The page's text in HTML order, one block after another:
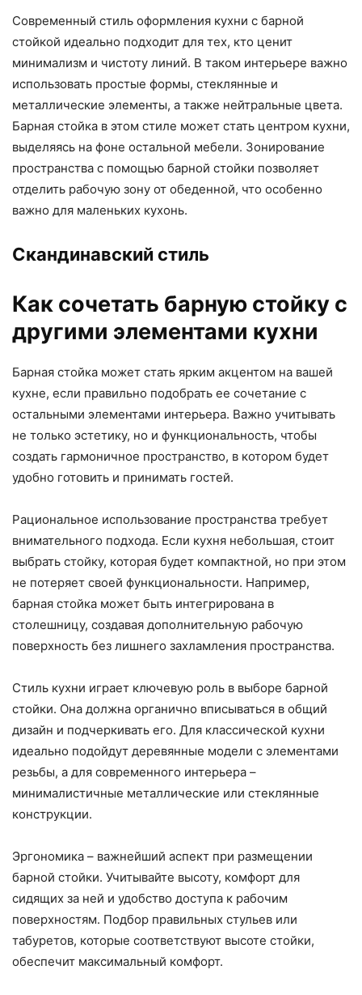
Современный стиль оформления кухни с барной
стойкой идеально подходит для тех, кто ценит
минимализм и чистоту линий. В таком интерьере важно
использовать простые формы, стеклянные и
металлические элементы, а также нейтральные цвета.
Барная стойка в этом стиле может стать центром кухни,
выделяясь на фоне остальной мебели. Зонирование
пространства с помощью барной стойки позволяет
отделить рабочую зону от обеденной, что особенно
важно для маленьких кухонь.
Скандинавский стиль
Как сочетать барную стойку с
другими элементами кухни
Барная стойка может стать ярким акцентом на вашей
кухне, если правильно подобрать ее сочетание с
остальными элементами интерьера. Важно учитывать
не только эстетику, но и функциональность, чтобы
создать гармоничное пространство, в котором будет
удобно готовить и принимать гостей.
Рациональное использование пространства требует
внимательного подхода. Если кухня небольшая, стоит
выбрать стойку, которая будет компактной, но при этом
не потеряет своей функциональности. Например,
барная стойка может быть интегрирована в
столешницу, создавая дополнительную рабочую
поверхность без лишнего захламления пространства.
Стиль кухни играет ключевую роль в выборе барной
стойки. Она должна органично вписываться в общий
дизайн и подчеркивать его. Для классической кухни
идеально подойдут деревянные модели с элементами
резьбы, а для современного интерьера –
минималистичные металлические или стеклянные
конструкции.
Эргономика – важнейший аспект при размещении
барной стойки. Учитывайте высоту, комфорт для
сидящих за ней и удобство доступа к рабочим
поверхностям. Подбор правильных стульев или
табуретов, которые соответствуют высоте стойки,
обеспечит максимальный комфорт.